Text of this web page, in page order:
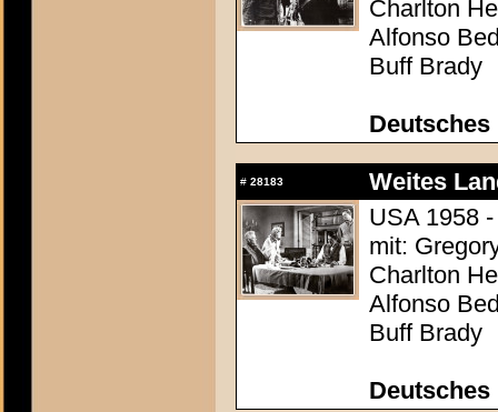
Charlton
Alfonso
Buff Brady
# 28183
Weites
USA 1958
mit:
Charlton
Alfonso
Buff Brady